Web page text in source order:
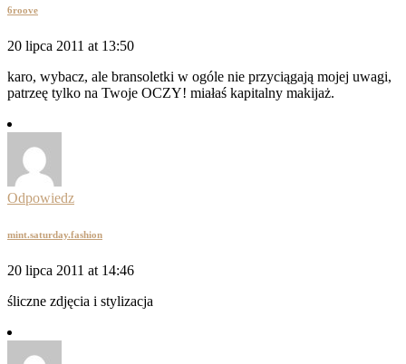
6roove
20 lipca 2011 at 13:50
karo, wybacz, ale bransoletki w ogóle nie przyciągają mojej uwagi,
patrzeę tylko na Twoje OCZY! miałaś kapitalny makijaż.
Odpowiedz
mint.saturday.fashion
20 lipca 2011 at 14:46
śliczne zdjęcia i stylizacja